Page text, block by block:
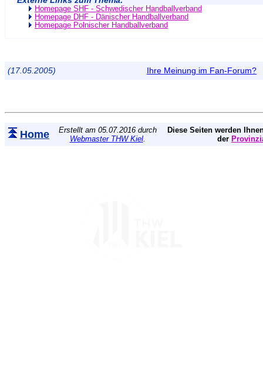
Homepage SHF - Schwedischer Handballverband
Homepage DHF - Dänischer Handballverband
Homepage Polnischer Handballverband
(17.05.2005) Ihre Meinung im Fan-Forum?
Home
Erstellt am 05.07.2016 durch
Webmaster THW Kiel.
Diese Seiten werden
der